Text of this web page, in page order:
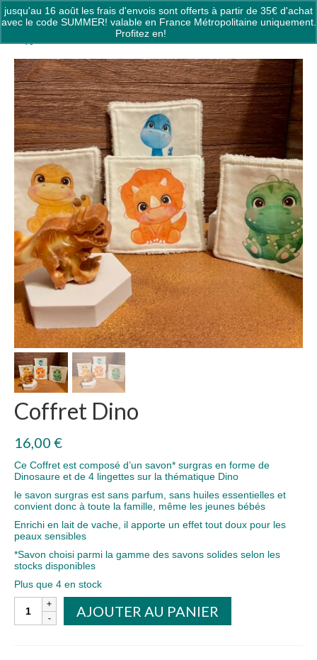
jusqu'au 16 août les frais d'envois sont offerts à partir de 35€ d'achat
avec le code SUMMER! valable en France Métropolitaine uniquement.
Profitez en!
Coffret Dino
16,00 €
Ce Coffret est composé d’un savon* surgras en forme de
Dinosaure et de 4 lingettes sur la thématique Dino
le savon surgras est sans parfum, sans huiles essentielles et
convient donc à toute la famille, même les jeunes bébés
Enrichi en lait de vache, il apporte un effet tout doux pour les
peaux sensibles
*Savon choisi parmi la gamme des savons solides selon les
stocks disponibles
Plus que 4 en stock
quantité
Coffret
AJOUTER AU PANIER